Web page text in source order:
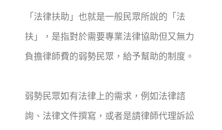
「法律扶助」也就是一般民眾所說的「法
扶」，是指對於需要專業法律協助但又無力
負擔律師費的弱勢民眾，給予幫助的制度。
弱勢民眾如有法律上的需求，例如法律諮
詢、法律文件撰寫，或者是請律師代理訴訟